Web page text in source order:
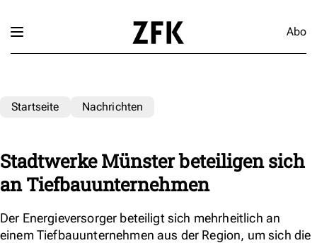
Abo
Startseite Nachrichten
Stadtwerke Münster beteiligen sich
an Tiefbauunternehmen
Der Energieversorger beteiligt sich mehrheitlich an
einem Tiefbauunternehmen aus der Region, um sich die